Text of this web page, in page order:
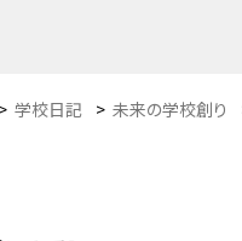
> 学校日記 > 未来の学校創り